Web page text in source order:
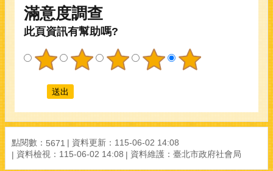
滿意度調查
此頁資訊有幫助嗎?
點閱數： 5671 資料更新： 115-06-02 14:08
資料檢視： 115-06-02 14:08 資料維護： 臺北市政府社會局